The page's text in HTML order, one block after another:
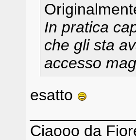
In pratica
che gli sta
accesso
esatto
Ciaooo da